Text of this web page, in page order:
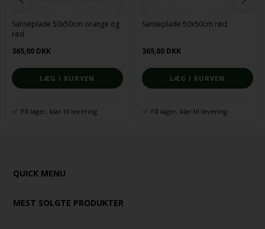
Sanseplade 50x50cm orange og
rød
365,00 DKK
På lager, klar til levering
Sanseplade 50x50cm rød
365,00 DKK
På lager, klar til levering
QUICK MENU
MEST SOLGTE PRODUKTER